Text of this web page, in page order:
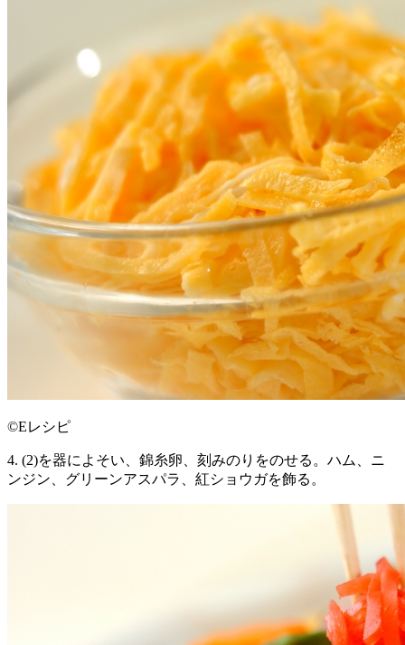
©Eレシピ
4. (2)を器によそい、錦糸卵、刻みのりをのせる。ハム、ニ
ンジン、グリーンアスパラ、紅ショウガを飾る。